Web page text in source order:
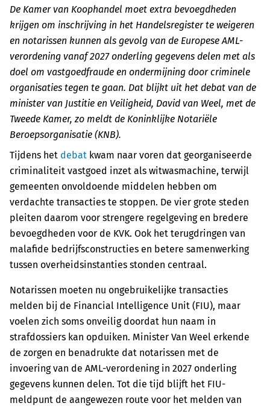
De Kamer van Koophandel moet extra bevoegdheden
krijgen om inschrijving in het Handelsregister te weigeren
en notarissen kunnen als gevolg van de Europese AML-
verordening vanaf 2027 onderling gegevens delen met als
doel om vastgoedfraude en ondermijning door criminele
organisaties tegen te gaan. Dat blijkt uit het debat van de
minister van Justitie en Veiligheid, David van Weel, met de
Tweede Kamer, zo meldt de Koninklijke Notariële
Beroepsorganisatie (KNB).
Tijdens het debat kwam naar voren dat georganiseerde
criminaliteit vastgoed inzet als witwasmachine, terwijl
gemeenten onvoldoende middelen hebben om
verdachte transacties te stoppen. De vier grote steden
pleiten daarom voor strengere regelgeving en bredere
bevoegdheden voor de KVK. Ook het terugdringen van
malafide bedrijfsconstructies en betere samenwerking
tussen overheidsinstanties stonden centraal.
Notarissen moeten nu ongebruikelijke transacties
melden bij de Financial Intelligence Unit (FIU), maar
voelen zich soms onveilig doordat hun naam in
strafdossiers kan opduiken. Minister Van Weel erkende
de zorgen en benadrukte dat notarissen met de
invoering van de AML-verordening in 2027 onderling
gegevens kunnen delen. Tot die tijd blijft het FIU-
meldpunt de aangewezen route voor het melden van